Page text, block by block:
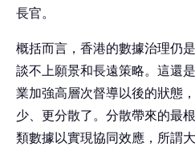
長官。
概括而言，香港的數據治理仍
談不上願景和長遠策略。這還
業加強高層次督導以後的狀態
少、更分散了。分散帶來的最
類數據以實現協同效應，所謂